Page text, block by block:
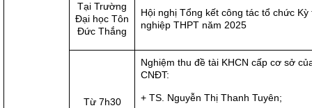
Tại Trường
Đại học Tôn
Đức Thắng
Hội nghị Tổng kết công tác tổ chức Kỳ
nghiệp THPT năm 2025
Từ 7h30
Nghiệm thu đề tài KHCN cấp cơ sở
CNĐT:
+ TS. Nguyễn Thị Thanh Tuyên;